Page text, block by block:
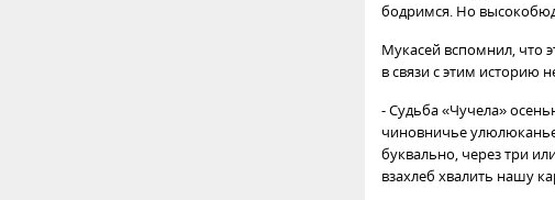
бодримся. Но
Мукасей вспомнил, что
в связи с этим историю
- Судьба «Чучела»
чиновничье
буквально, через три
взахлеб хвалить нашу